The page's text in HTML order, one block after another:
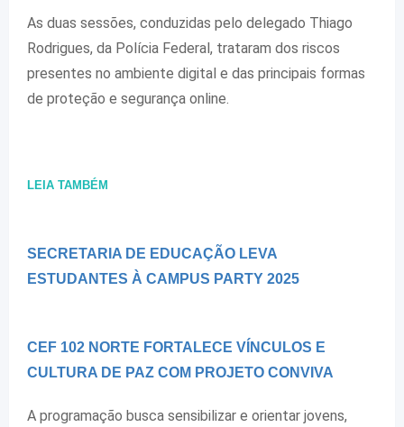
As duas sessões, conduzidas pelo delegado Thiago
Rodrigues, da Polícia Federal, trataram dos riscos
presentes no ambiente digital e das principais formas
de proteção e segurança online.
LEIA TAMBÉM
SECRETARIA DE EDUCAÇÃO LEVA
ESTUDANTES À CAMPUS PARTY 2025
CEF 102 NORTE FORTALECE VÍNCULOS E
CULTURA DE PAZ COM PROJETO CONVIVA
A programação busca sensibilizar e orientar jovens,